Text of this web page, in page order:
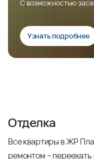
С возможностью
Узнать подробнее
Отделка
Все квартиры в ЖР
ремонтом –